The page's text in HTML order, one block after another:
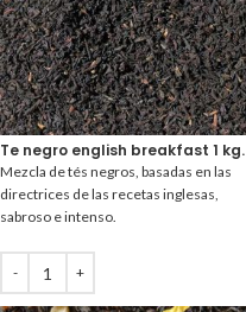
Te negro english breakfast 1 kg.
Mezcla de tés negros, basadas en las
directrices de las recetas inglesas,
sabroso e intenso.